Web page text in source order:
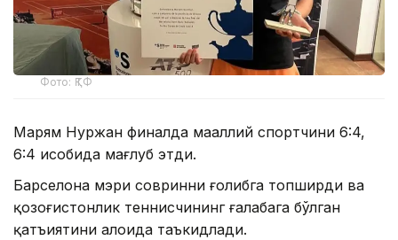
Фото: ҚТФ
Марям Нуржан финалда маҳаллий спортчини 6:4,
6:4 ҳисобида мағлуб этди.
Барселона мэри совринни ғолибга топширди ва
қозоғистонлик теннисчининг ғалабага бўлган
қатъиятини алоҳида таъкидлади.